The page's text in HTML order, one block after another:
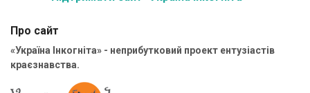
Про сайт
«Україна Інкогніта» - неприбутковий проект ентузіастів
краєзнавства.